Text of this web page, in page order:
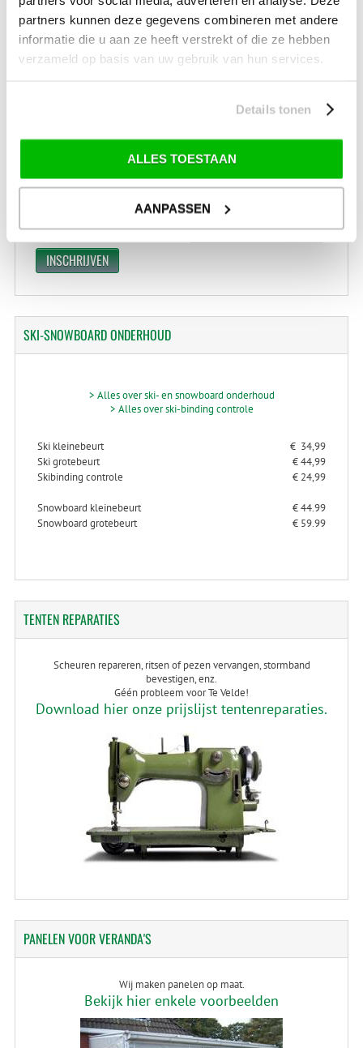
partners kunnen deze gegevens combineren met andere
informatie die u aan ze heeft verstrekt of die ze hebben
verzameld op basis van uw gebruik van hun services.
Details tonen
ALLES TOESTAAN
AANPASSEN
Levertijd: 2-4 werkdagen
*) Voor grotere pakketverzendingen en bijzondere (buitenland) bestemmingen kunnen
Nieuw Buinen (Stadskanaal)
info@tevelde.nl
Schrijf je in voor onze nieuwsbrief!
SKI-SNOWBOARDONDERHOUD
> Alles over ski- en snowboard onderhoud
> Alles over ski-binding controle
Ski kleinebeurt
€ 34,99
Ski grotebeurt
€ 44,99
Skibinding controle
€ 24,99
Snowboard kleinebeurt
€ 44.99
Snowboard grotebeurt
€ 59.99
TENTENREPARATIES
Scheuren repareren, ritsen of pezen vervangen, stormband
bevestigen, enz.
Géén probleem voor Te Velde!
Download hier onze prijslijst tentenreparaties.
PANELENVOOR VERANDA'S
Wij maken panelen op maat.
Bekijk hier enkele voorbeelden